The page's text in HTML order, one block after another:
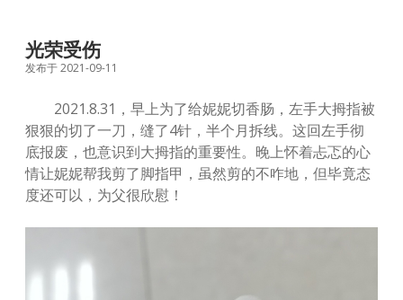
光荣受伤
发布于 2021-09-11
2021.8.31，早上为了给妮妮切香肠，左手大拇指被
狠狠的切了一刀，缝了4针，半个月拆线。这回左手彻
底报废，也意识到大拇指的重要性。晚上怀着忐忑的心
情让妮妮帮我剪了脚指甲，虽然剪的不咋地，但毕竟态
度还可以，为父很欣慰！